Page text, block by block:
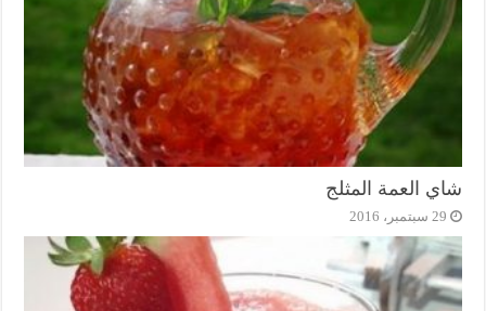
شاي العمة المثلج
29 سبتمبر، 2016